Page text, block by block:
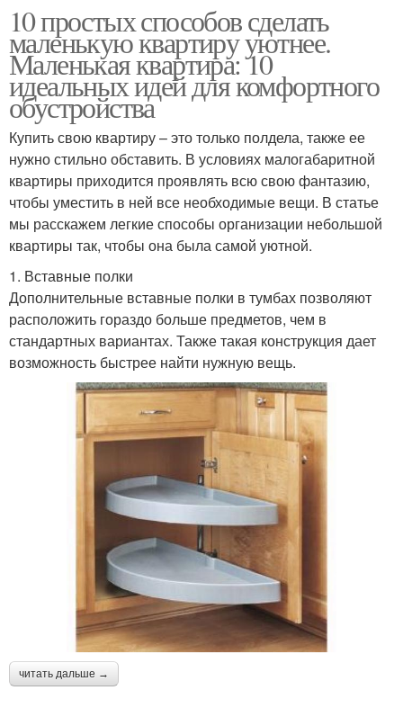
10 простых способов сделать
маленькую квартиру уютнее.
Маленькая квартира: 10
идеальных идей для комфортного
обустройства
Купить свою квартиру – это только полдела, также ее
нужно стильно обставить. В условиях малогабаритной
квартиры приходится проявлять всю свою фантазию,
чтобы уместить в ней все необходимые вещи. В статье
мы расскажем легкие способы организации небольшой
квартиры так, чтобы она была самой уютной.
1. Вставные полки
Дополнительные вставные полки в тумбах позволяют
расположить гораздо больше предметов, чем в
стандартных вариантах. Также такая конструкция дает
возможность быстрее найти нужную вещь.
читать дальше →